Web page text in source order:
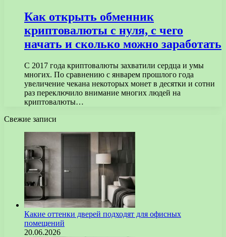
Как открыть обменник
криптовалюты с нуля, с чего
начать и сколько можно заработать
С 2017 года криптовалюты захватили сердца и умы
многих. По сравнению с январем прошлого года
увеличение чекана некоторых монет в десятки и сотни
раз переключило внимание многих людей на
криптовалюты…
Свежие записи
Какие оттенки дверей подходят для офисных
помещений
20.06.2026